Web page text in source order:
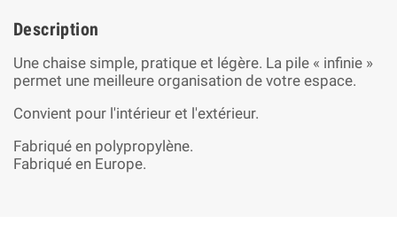
Description
Une chaise simple, pratique et légère. La pile « infinie »
permet une meilleure organisation de votre espace.
Convient pour l'intérieur et l'extérieur.
Fabriqué en polypropylène.
Fabriqué en Europe.